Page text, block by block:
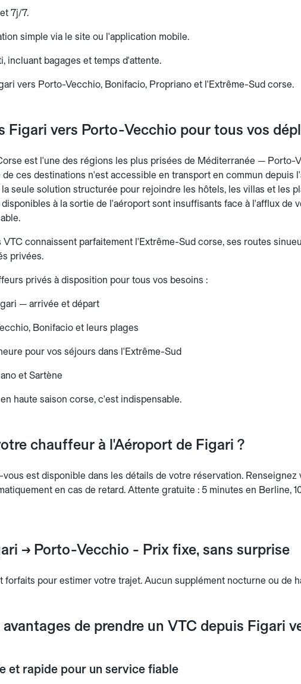
7j/7.
simple via le site ou l'application mobile.
incluant bagages et temps d'attente.
vers Porto-Vecchio, Bonifacio, Propriano et l'Extrême-Sud corse.
Figari vers Porto-Vecchio pour tous vos
est l'une des régions les plus prisées de Méditerranée — Porto-
de ces destinations n'est accessible en transport en commun depuis
seule solution structurée pour rejoindre les hôtels, les villas et les
à la sortie de l'aéroport sont insuffisants face à l'afflux de
connaissent parfaitement l'Extrême-Sud corse, ses routes
privées.
privés à disposition pour tous vos besoins :
— arrivée et départ
Bonifacio et leurs plages
pour vos séjours dans l'Extrême-Sud
et Sartène
haute saison corse, c'est indispensable.
chauffeur à l'Aéroport de Figari ?
est disponible dans les détails de votre réservation.
en cas de retard. Attente gratuite : 5 minutes en Berline,
→ Porto-Vecchio - Prix fixe, sans surprise
forfaits pour estimer votre trajet. Aucun supplément nocturne ou de
de prendre un VTC depuis Figari
et rapide pour un service fiable